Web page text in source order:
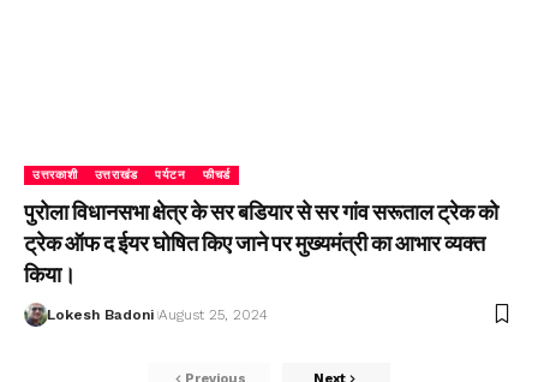
उत्तरकाशी उत्तराखंड पर्यटन फीचर्ड
पुरोला विधानसभा क्षेत्र के सर बडियार से सर गांव सरूताल ट्रेक को
ट्रेक ऑफ द ईयर घोषित किए जाने पर मुख्यमंत्री का आभार व्यक्त
किया।
Lokesh Badoni August 25, 2024